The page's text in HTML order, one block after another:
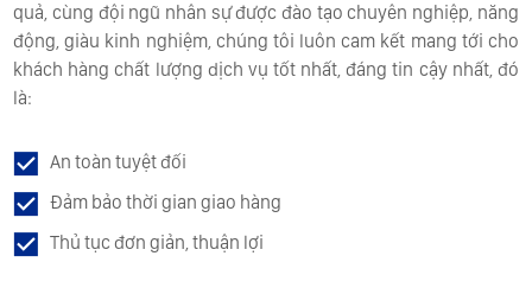
quả, cùng đội ngũ nhân sự được đào tạo chuyên nghiệp, năng
động, giàu kinh nghiệm, chúng tôi luôn cam kết mang tới cho
khách hàng chất lượng dịch vụ tốt nhất, đáng tin cậy nhất, đó
là:
An toàn tuyệt đối
Đảm bảo thời gian giao hàng
Thủ tục đơn giản, thuận lợi